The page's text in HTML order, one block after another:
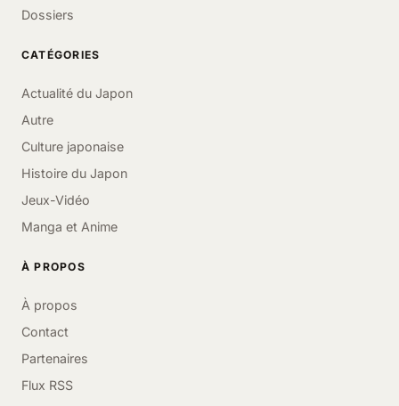
Dossiers
CATÉGORIES
Actualité du Japon
Autre
Culture japonaise
Histoire du Japon
Jeux-Vidéo
Manga et Anime
À PROPOS
À propos
Contact
Partenaires
Flux RSS